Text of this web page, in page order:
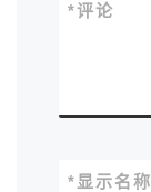
评论
*
显示名称
*